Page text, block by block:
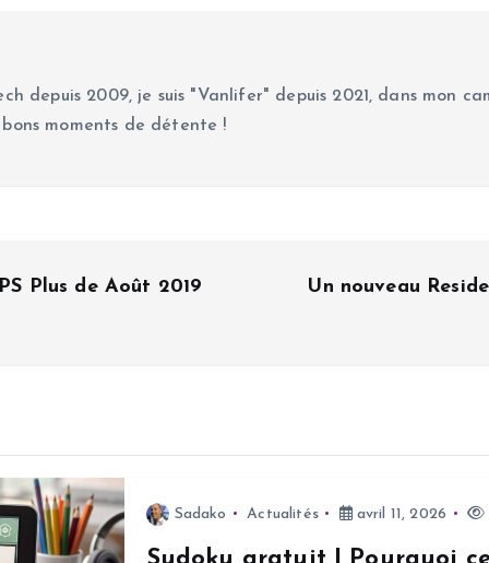
depuis 2009, je suis "Vanlifer" depuis 2021, dans mon
moments de détente !
Plus de Août 2019 Un nouveau
Sadako Actualités avril 11, 2026